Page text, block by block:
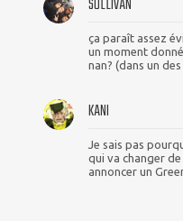
SULLIVAN
ça paraît assez
un moment
nan? (dans un
KANI
Je sais pas
qui va changer
annoncer un